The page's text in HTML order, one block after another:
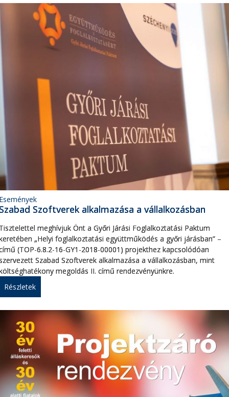
Szoftverek alkalmazása a vállalkozásban
meghívjuk Önt a Győri Járási Foglalkoztatási Paktum
„Helyi foglalkoztatási együttműködés a győri járásban” –
(TOP-6.8.2-16-GY1-2018-00001) projekthez kapcsolódóan
Szabad Szoftverek alkalmazása a vállalkozásban, mint
megoldás II. című rendezvényünkre.
Részletek